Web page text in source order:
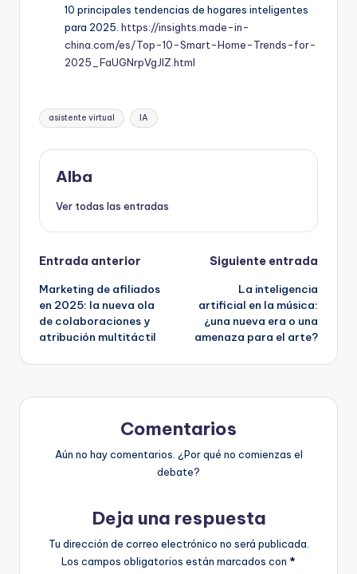
10 principales tendencias de hogares inteligentes
para 2025. https://insights.made-in-
china.com/es/Top-10-Smart-Home-Trends-for-
2025_FaUGNrpVgJlZ.html
Etiquetas:
asistente virtual IA
Alba
Ver todas las entradas
Navegación
de
entradas
Entrada anterior
Marketing de afiliados
en 2025: la nueva ola
de colaboraciones y
atribución multitáctil
Siguiente entrada
La inteligencia
artificial en la música:
¿una nueva era o una
amenaza para el arte?
Comentarios
Aún no hay comentarios. ¿Por qué no comienzas el
debate?
Deja una respuesta
Tu dirección de correo electrónico no será publicada.
Los campos obligatorios están marcados con *